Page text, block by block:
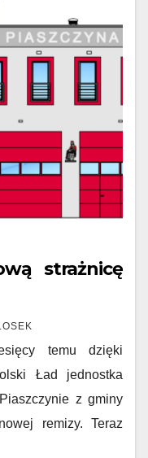
strażnicę
temu dzięki
Ład jednostka
z gminy
remizy. Teraz